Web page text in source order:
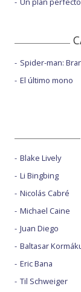
Spider-man:
El último mono
Blake Lively
Li Bingbing
Nicolás Cabré
Michael Caine
Juan Diego
Baltasar
Eric Bana
Til Schweiger